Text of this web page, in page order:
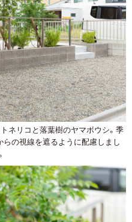
ネリコと落葉樹のヤマボウシ。季
らの視線を遮るように配慮しまし